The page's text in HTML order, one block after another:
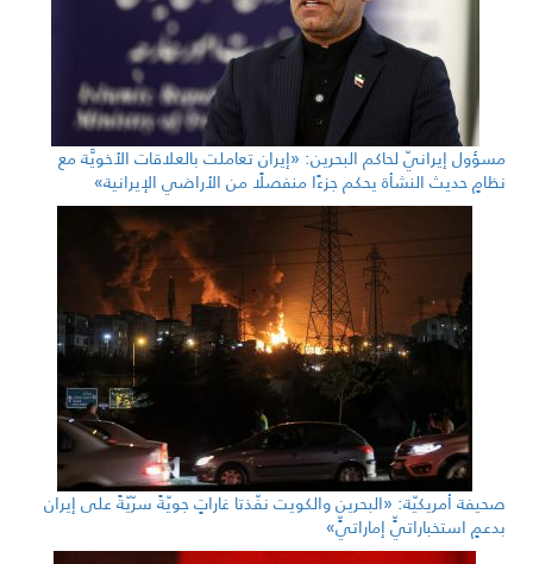
مسؤول إيرانيّ لحاكم البحرين: «إيران تعاملت بالعلاقات الأخويَّة مع
نظامٍ حديث النشأة يحكم جزءًا منفصلًا من الأراضي الإيرانية»
صحيفة أمريكيّة: «البحرين والكويت نفّذتا غاراتٍ جويّةً سرّيّةً على إيران
بدعمٍ استخباراتيٍّ إماراتيٍّ»